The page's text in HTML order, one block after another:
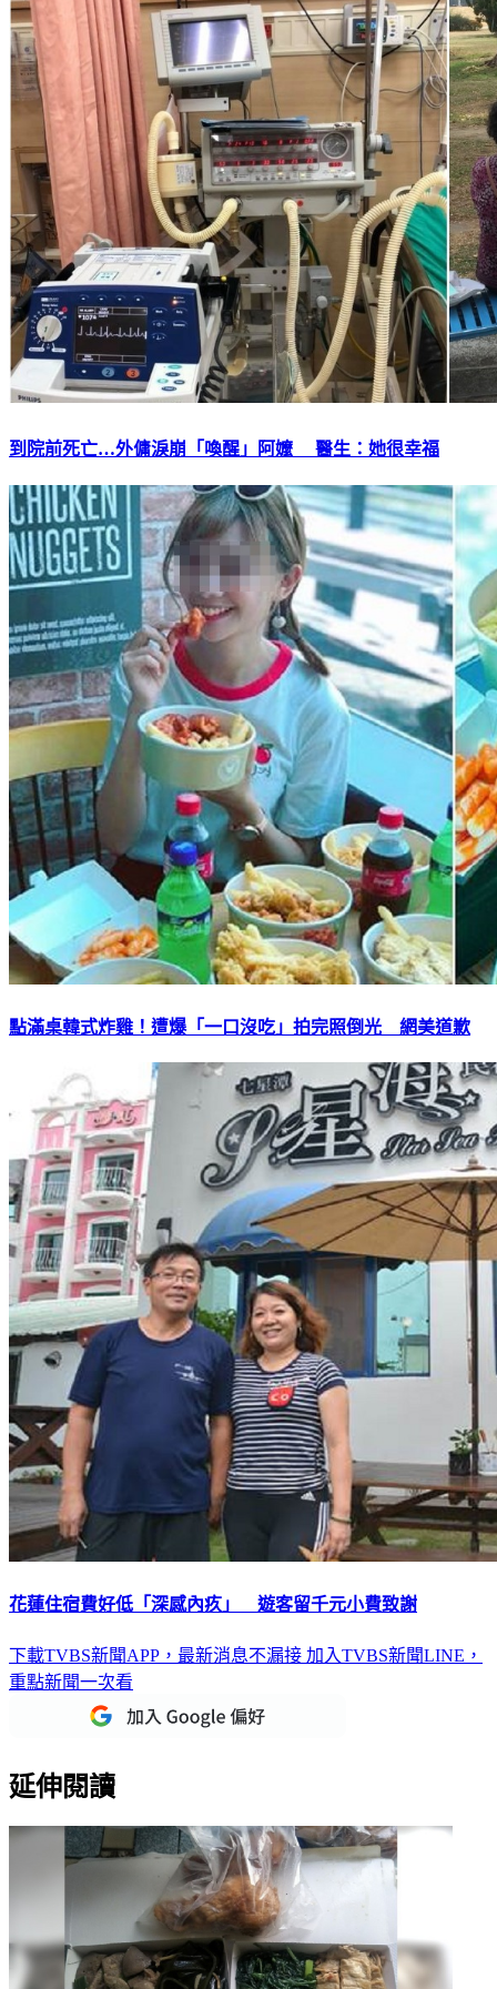
到院前死亡…外傭淚崩「喚醒」阿嬤 醫生：她很幸福
點滿桌韓式炸雞！遭爆「一口沒吃」拍完照倒光 網美道歉
花蓮住宿費好低「深感內疚」 遊客留千元小費致謝
下載TVBS新聞APP，最新消息不漏接 加入TVBS新聞LINE，
重點新聞一次看
延伸閱讀